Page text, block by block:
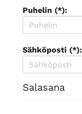
Puhelin (*):
Sähköposti (*):
Salasana